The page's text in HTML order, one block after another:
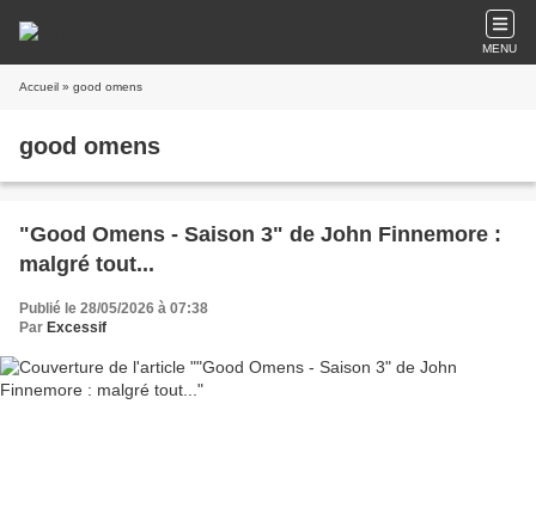
MENU
Accueil » good omens
good omens
"Good Omens - Saison 3" de John Finnemore :
malgré tout...
Publié le 28/05/2026 à 07:38
Par Excessif